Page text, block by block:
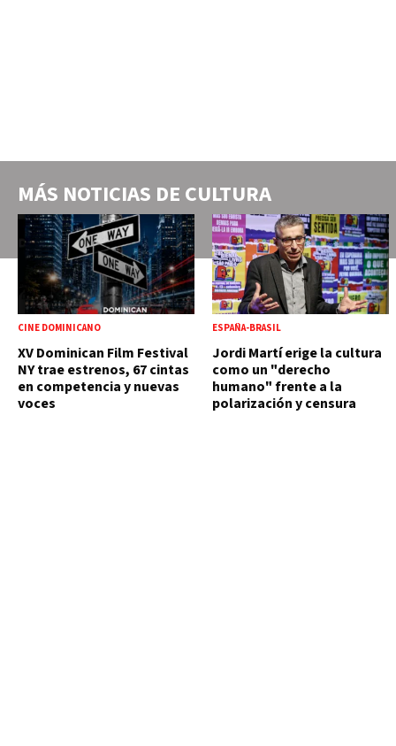
MÁS NOTICIAS DE CULTURA
CINE DOMINICANO
XV Dominican Film Festival
NY trae estrenos, 67 cintas
en competencia y nuevas
voces
ESPAÑA-BRASIL
Jordi Martí erige la cultura
como un "derecho
humano" frente a la
polarización y censura